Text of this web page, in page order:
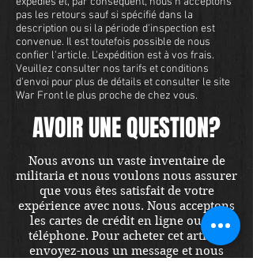
pas les retours sauf si spécifié dans la
description ou si la période d'inspection est
convenue. Il est toutefois possible de nous
confier l'article. L'expédition est à vos frais.
Veuillez consulter nos tarifs et conditions
d'envoi pour plus de détails et consulter le site
War Front le plus proche de chez vous.
AVOIR UNE QUESTION?
Nous avons un vaste inventaire de
militaria et nous voulons nous assurer
que vous êtes satisfait de votre
expérience avec nous. Nous acceptons
les cartes de crédit en ligne ou par
téléphone. Pour acheter cet article,
envoyez-nous un message et nous